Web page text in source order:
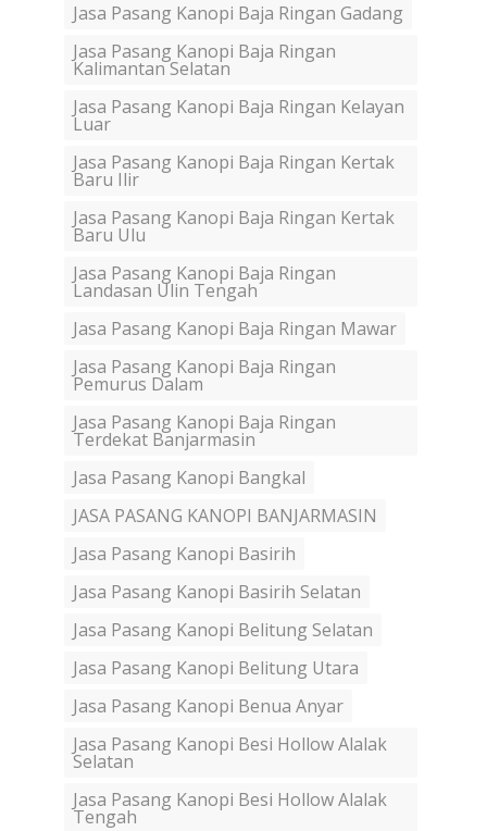
Jasa Pasang Kanopi Baja Ringan Gadang
Jasa Pasang Kanopi Baja Ringan
Kalimantan Selatan
Jasa Pasang Kanopi Baja Ringan Kelayan
Luar
Jasa Pasang Kanopi Baja Ringan Kertak
Baru Ilir
Jasa Pasang Kanopi Baja Ringan Kertak
Baru Ulu
Jasa Pasang Kanopi Baja Ringan
Landasan Ulin Tengah
Jasa Pasang Kanopi Baja Ringan Mawar
Jasa Pasang Kanopi Baja Ringan
Pemurus Dalam
Jasa Pasang Kanopi Baja Ringan
Terdekat Banjarmasin
Jasa Pasang Kanopi Bangkal
JASA PASANG KANOPI BANJARMASIN
Jasa Pasang Kanopi Basirih
Jasa Pasang Kanopi Basirih Selatan
Jasa Pasang Kanopi Belitung Selatan
Jasa Pasang Kanopi Belitung Utara
Jasa Pasang Kanopi Benua Anyar
Jasa Pasang Kanopi Besi Hollow Alalak
Selatan
Jasa Pasang Kanopi Besi Hollow Alalak
Tengah